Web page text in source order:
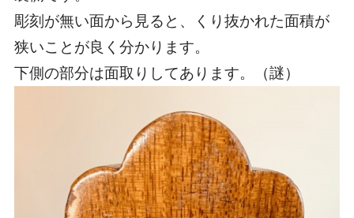
彫刻が無い面から見ると、くり抜かれた面積が
狭いことが良く分かります。
下側の部分は面取りしてあります。（謎）